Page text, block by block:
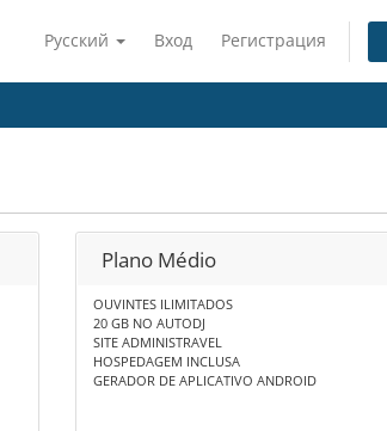
Русский Вход Регистрация
Plano Médio
OUVINTES ILIMITADOS
20 GB NO AUTODJ
SITE ADMINISTRAVEL
HOSPEDAGEM INCLUSA
GERADOR DE APLICATIVO ANDROID